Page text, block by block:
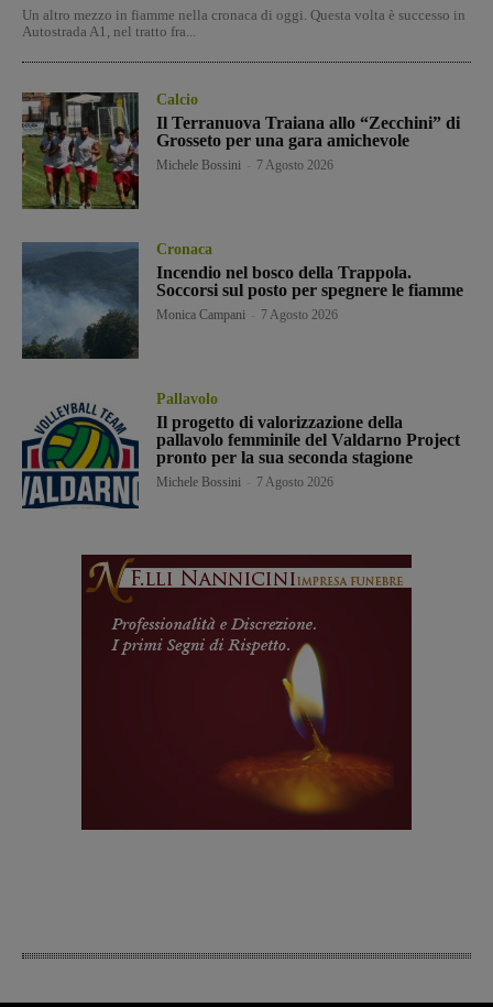
Un altro mezzo in fiamme nella cronaca di oggi. Questa volta è successo in
Autostrada A1, nel tratto fra...
Calcio
Il Terranuova Traiana allo “Zecchini” di
Grosseto per una gara amichevole
Michele Bossini 7 Agosto 2026
Cronaca
Incendio nel bosco della Trappola.
Soccorsi sul posto per spegnere le fiamme
Monica Campani 7 Agosto 2026
Pallavolo
Il progetto di valorizzazione della
pallavolo femminile del Valdarno Project
pronto per la sua seconda stagione
Michele Bossini 7 Agosto 2026